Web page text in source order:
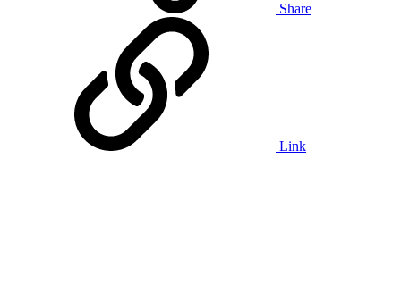
Share
Link